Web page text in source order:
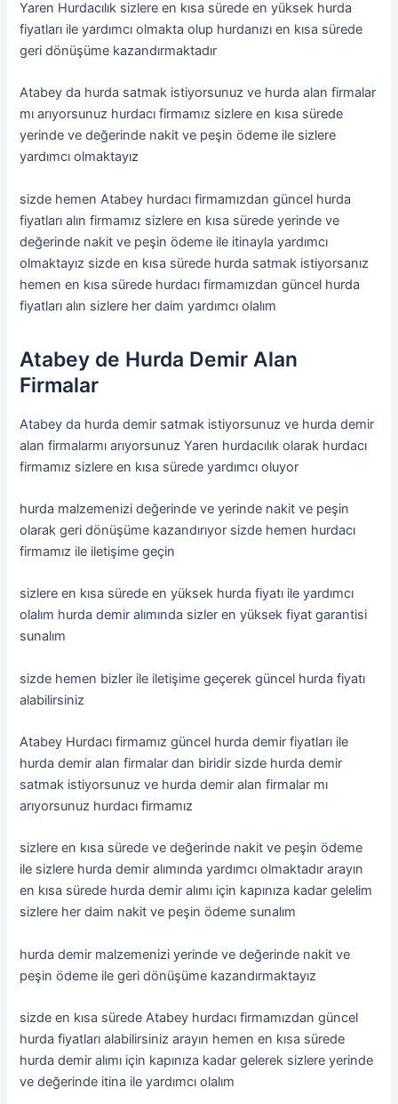
Yaren Hurdacılık sizlere en kısa sürede en yüksek hurda
fiyatları ile yardımcı olmakta olup hurdanızı en kısa sürede
geri dönüşüme kazandırmaktadır
Atabey da hurda satmak istiyorsunuz ve hurda alan firmalar
mı arıyorsunuz hurdacı firmamız sizlere en kısa sürede
yerinde ve değerinde nakit ve peşin ödeme ile sizlere
yardımcı olmaktayız
sizde hemen Atabey hurdacı firmamızdan güncel hurda
fiyatları alın firmamız sizlere en kısa sürede yerinde ve
değerinde nakit ve peşin ödeme ile itinayla yardımcı
olmaktayız sizde en kısa sürede hurda satmak istiyorsanız
hemen en kısa sürede hurdacı firmamızdan güncel hurda
fiyatları alın sizlere her daim yardımcı olalım
Atabey de Hurda Demir Alan
Firmalar
Atabey da hurda demir satmak istiyorsunuz ve hurda demir
alan firmalarmı arıyorsunuz Yaren hurdacılık olarak hurdacı
firmamız sizlere en kısa sürede yardımcı oluyor
hurda malzemenizi değerinde ve yerinde nakit ve peşin
olarak geri dönüşüme kazandırıyor sizde hemen hurdacı
firmamız ile iletişime geçin
sizlere en kısa sürede en yüksek hurda fiyatı ile yardımcı
olalım hurda demir alımında sizler en yüksek fiyat garantisi
sunalım
sizde hemen bizler ile iletişime geçerek güncel hurda fiyatı
alabilirsiniz
Atabey Hurdacı firmamız güncel hurda demir fiyatları ile
hurda demir alan firmalar dan biridir sizde hurda demir
satmak istiyorsunuz ve hurda demir alan firmalar mı
arıyorsunuz hurdacı firmamız
sizlere en kısa sürede ve değerinde nakit ve peşin ödeme
ile sizlere hurda demir alımında yardımcı olmaktadır arayın
en kısa sürede hurda demir alımı için kapınıza kadar gelelim
sizlere her daim nakit ve peşin ödeme sunalım
hurda demir malzemenizi yerinde ve değerinde nakit ve
peşin ödeme ile geri dönüşüme kazandırmaktayız
sizde en kısa sürede Atabey hurdacı firmamızdan güncel
hurda fiyatları alabilirsiniz arayın hemen en kısa sürede
hurda demir alımı için kapınıza kadar gelerek sizlere yerinde
ve değerinde itina ile yardımcı olalım